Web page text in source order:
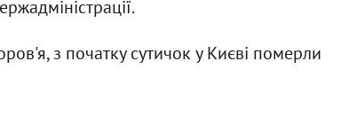
з початку сутичок у Києві померли